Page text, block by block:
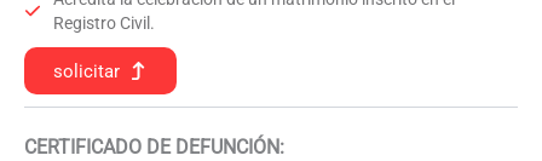
Registro Civil.
solicitar
CERTIFICADO DE DEFUNCIÓN: